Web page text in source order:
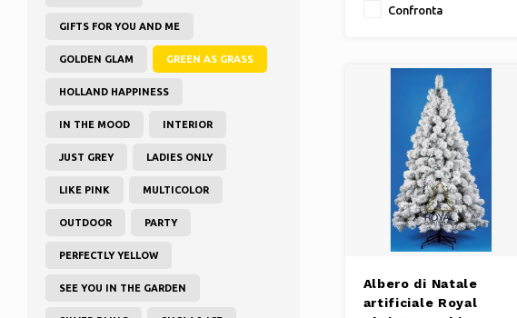
GIFTS FOR YOU AND ME
GOLDEN GLAM GREEN AS GRASS
HOLLAND HAPPINESS
IN THE MOOD INTERIOR
JUST GREY LADIES ONLY
LIKE PINK MULTICOLOR
OUTDOOR PARTY
PERFECTLY YELLOW
SEE YOU IN THE GARDEN
Confronta
Albero di Natale
artificiale Royal